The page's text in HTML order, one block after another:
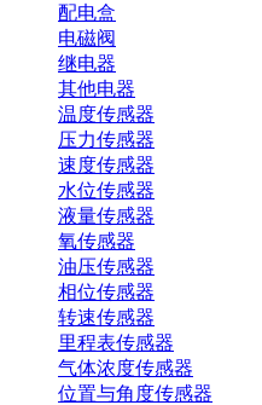
配电盒
电磁阀
继电器
其他电器
温度传感器
压力传感器
速度传感器
水位传感器
液量传感器
氧传感器
油压传感器
相位传感器
转速传感器
里程表传感器
气体浓度传感器
位置与角度传感器